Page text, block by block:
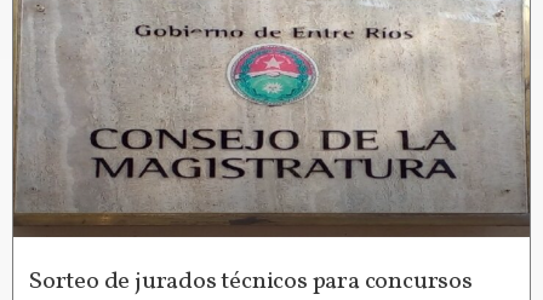
Sorteo de jurados técnicos para concursos